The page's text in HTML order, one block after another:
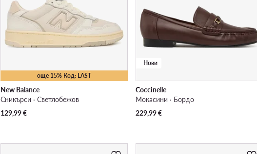
още 15% Код: LAST
New Balance
Сникърси · Светлобежов
129,99€
Нови
Coccinelle
Мокасини · Бордо
229,99€